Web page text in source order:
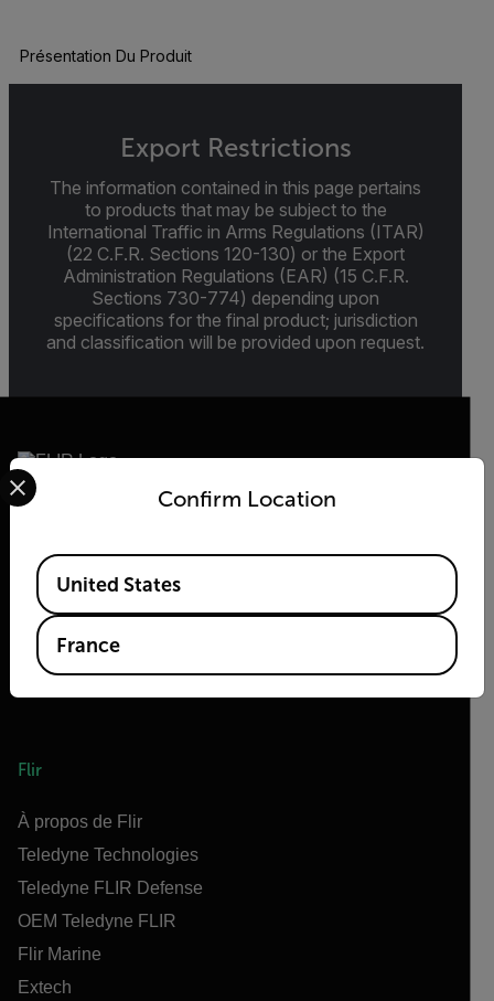
Présentation Du Produit
Export Restrictions
The information contained in this page pertains
to products that may be subject to the
International Traffic in Arms Regulations (ITAR)
(22 C.F.R. Sections 120-130) or the Export
Administration Regulations (EAR) (15 C.F.R.
Sections 730-774) depending upon
specifications for the final product; jurisdiction
and classification will be provided upon request.
2026© Flir Tous droits réservés.
Flir
À propos de Flir
Teledyne Technologies
Teledyne FLIR Defense
OEM Teledyne FLIR
Flir Marine
Extech
Confirm Location
Select your preferred country and language from the
Available Locations
United States
France